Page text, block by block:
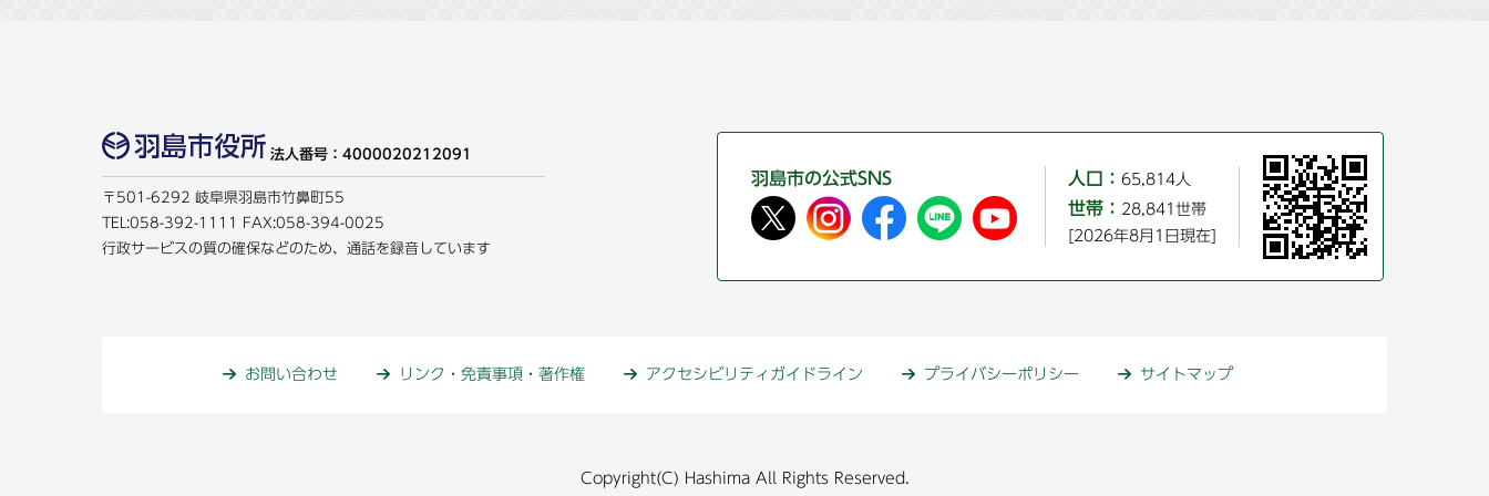
法人番号：4000020212091
〒501-6292 岐阜県羽島市竹鼻町55
TEL:058-392-1111
FAX:058-394-0025
行政サービスの質の確保などのため、通話を録音しています
羽島市の公式SNS 人口： 65,814人
世帯： 28,841世帯
[2026年8月1日現在]
お問い合わせ リンク・免責事項・著作権 アクセシビリティガイドライン プライバシーポリシー サイトマップ
Copyright(C) Hashima All Rights Reserved.